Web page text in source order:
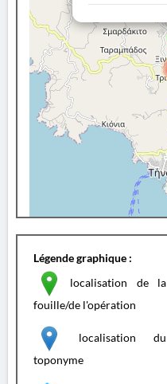
Légende graphique :
localisation de la
fouille/de l'opération
localisation du
toponyme